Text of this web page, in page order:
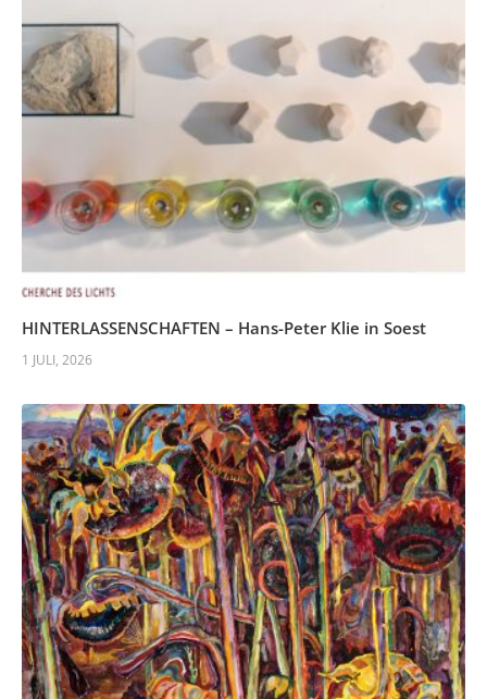
HINTERLASSENSCHAFTEN – Hans-Peter Klie in Soest
1 JULI, 2026